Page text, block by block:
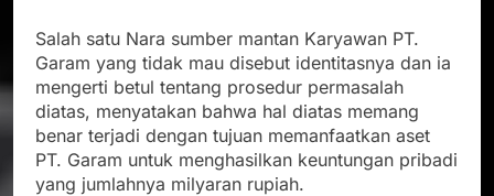
Salah satu Nara sumber mantan Karyawan PT.
Garam yang tidak mau disebut identitasnya dan ia
mengerti betul tentang prosedur permasalah
diatas, menyatakan bahwa hal diatas memang
benar terjadi dengan tujuan memanfaatkan aset
PT. Garam untuk menghasilkan keuntungan pribadi
yang jumlahnya milyaran rupiah.